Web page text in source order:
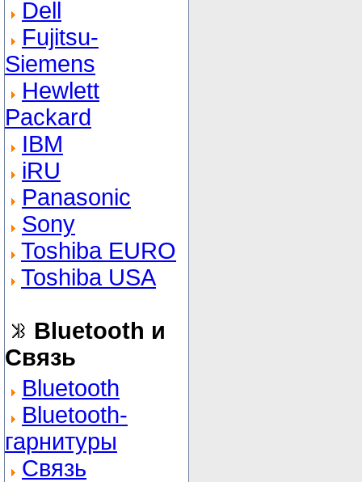
Dell
Fujitsu-
Siemens
Hewlett
Packard
IBM
iRU
Panasonic
Sony
Toshiba EURO
Toshiba USA
Bluetooth и
Связь
Bluetooth
Bluetooth-
гарнитуры
Связь